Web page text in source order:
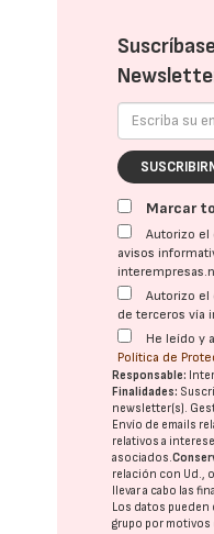
Marcar
Autorizo
avisos
Autorizo el
de terceros vía
He leído y
Política de
Responsable:
Finalidades:
newsletter(s).
Envío de emails
relativos a
asociados.
relación con Ud.,
llevar a cabo las
Los datos pueden
grupo por motivos